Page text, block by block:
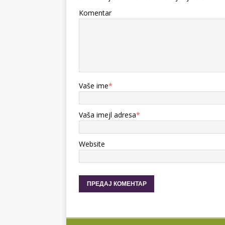
Komentar
Vaše ime*
Vaša imejl adresa*
Website